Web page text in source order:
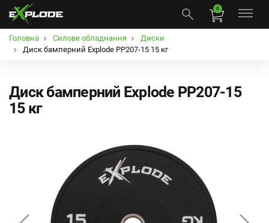
0
Головна Силове обладнання
Диски
Диск бамперний Explode PP207-15 15 кг
Диск бамперний Explode PP207-15
15 кг